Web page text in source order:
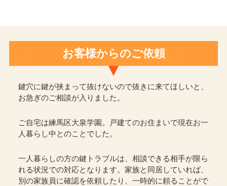
お客様からのご依頼
鍵穴に鍵が挟まって抜けないので抜きに来てほしいと、
お急ぎのご相談が入りました。
ご自宅は練馬区大泉学園。戸建てのお住まいで現在お一
人暮らし中とのことでした。
一人暮らしの方の鍵トラブルは、相談できる相手が限ら
れる状況での対応となります。家族と同居していれば、
別の家族員に確認を依頼したり、一時的に頼ることがで